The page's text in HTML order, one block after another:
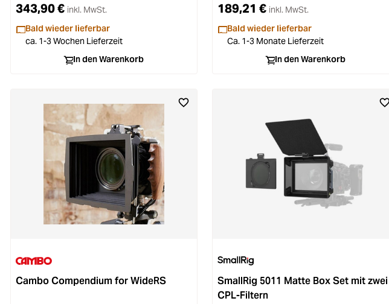
343,90 € inkl. MwSt.
Bald wieder lieferbar
ca. 1-3 Wochen Lieferzeit
In den Warenkorb
189,21 € inkl. MwSt.
Bald wieder lieferbar
Ca. 1-3 Monate Lieferzeit
In den Warenkorb
Cambo Compendium for WideRS
SmallRig 5011 Matte Box Set mit zwei
CPL-Filtern